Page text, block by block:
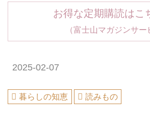
お得な定期購読はこ
（富士山マガジンサー
2025-02-07
暮らしの知恵 読みもの